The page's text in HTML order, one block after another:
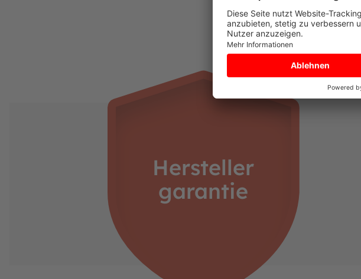
Nummer der niederländischen Handelskammer: 09094642
c/o BERG Toys B.V.
Stevinlaan 2
6717 WB Ede
Hersteller
garantie